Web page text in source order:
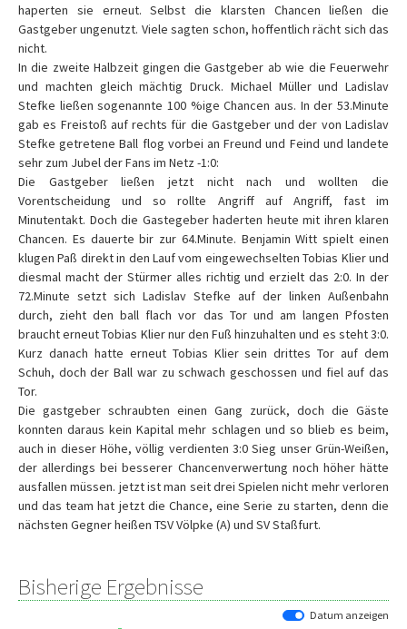
haperten sie erneut. Selbst die klarsten Chancen ließen die
Gastgeber ungenutzt. Viele sagten schon, hoffentlich rächt sich das
nicht.
In die zweite Halbzeit gingen die Gastgeber ab wie die Feuerwehr
und machten gleich mächtig Druck. Michael Müller und Ladislav
Stefke ließen sogenannte 100 %ige Chancen aus. In der 53.Minute
gab es Freistoß auf rechts für die Gastgeber und der von Ladislav
Stefke getretene Ball flog vorbei an Freund und Feind und landete
sehr zum Jubel der Fans im Netz -1:0:
Die Gastgeber ließen jetzt nicht nach und wollten die
Vorentscheidung und so rollte Angriff auf Angriff, fast im
Minutentakt. Doch die Gastegeber haderten heute mit ihren klaren
Chancen. Es dauerte bir zur 64.Minute. Benjamin Witt spielt einen
klugen Paß direkt in den Lauf vom eingewechselten Tobias Klier und
diesmal macht der Stürmer alles richtig und erzielt das 2:0. In der
72.Minute setzt sich Ladislav Stefke auf der linken Außenbahn
durch, zieht den ball flach vor das Tor und am langen Pfosten
braucht erneut Tobias Klier nur den Fuß hinzuhalten und es steht 3:0.
Kurz danach hatte erneut Tobias Klier sein drittes Tor auf dem
Schuh, doch der Ball war zu schwach geschossen und fiel auf das
Tor.
Die gastgeber schraubten einen Gang zurück, doch die Gäste
konnten daraus kein Kapital mehr schlagen und so blieb es beim,
auch in dieser Höhe, völlig verdienten 3:0 Sieg unser Grün-Weißen,
der allerdings bei besserer Chancenverwertung noch höher hätte
ausfallen müssen. jetzt ist man seit drei Spielen nicht mehr verloren
und das team hat jetzt die Chance, eine Serie zu starten, denn die
nächsten Gegner heißen TSV Völpke (A) und SV Staßfurt.
Bisherige Ergebnisse
Datum anzeigen